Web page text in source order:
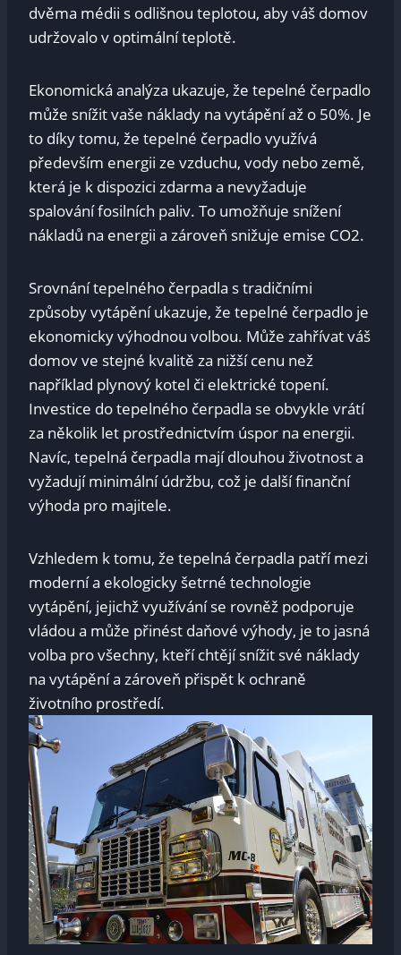
dvěma médii s odlišnou teplotou, aby váš domov
udržovalo v optimální teplotě.
Ekonomická analýza ukazuje, že tepelné čerpadlo
může snížit vaše náklady na vytápění až o 50%. Je
to díky tomu, že tepelné čerpadlo využívá
především energii ze vzduchu, vody nebo země,
která je k dispozici zdarma a nevyžaduje
spalování fosilních paliv. To umožňuje snížení
nákladů na energii a zároveň snižuje emise CO2.
Srovnání tepelného čerpadla s tradičními
způsoby vytápění ukazuje, že tepelné čerpadlo je
ekonomicky výhodnou volbou. Může zahřívat váš
domov ve stejné kvalitě za nižší cenu než
například plynový kotel či elektrické topení.
Investice do tepelného čerpadla se obvykle vrátí
za několik let prostřednictvím úspor na energii.
Navíc, tepelná čerpadla mají dlouhou životnost a
vyžadují minimální údržbu, což je další finanční
výhoda pro majitele.
Vzhledem k tomu, že tepelná čerpadla patří mezi
moderní a ekologicky šetrné technologie
vytápění, jejichž využívání se rovněž podporuje
vládou a může přinést daňové výhody, je to jasná
volba pro všechny, kteří chtějí snížit své náklady
na vytápění a zároveň přispět k ochraně
životního prostředí.